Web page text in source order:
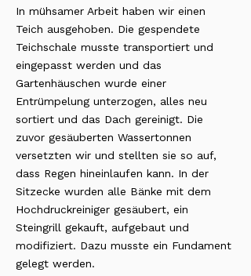
In mühsamer Arbeit haben wir einen
Teich ausgehoben. Die gespendete
Teichschale musste transportiert und
eingepasst werden und das
Gartenhäuschen wurde einer
Entrümpelung unterzogen, alles neu
sortiert und das Dach gereinigt. Die
zuvor gesäuberten Wassertonnen
versetzten wir und stellten sie so auf,
dass Regen hineinlaufen kann. In der
Sitzecke wurden alle Bänke mit dem
Hochdruckreiniger gesäubert, ein
Steingrill gekauft, aufgebaut und
modifiziert. Dazu musste ein Fundament
gelegt werden.